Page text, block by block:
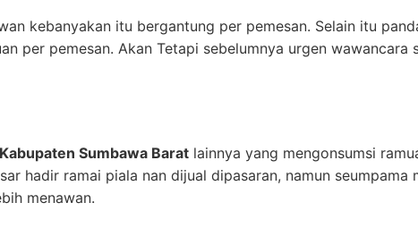
kebanyakan itu bergantung per pemesan. Selain itu
per pemesan. Akan Tetapi sebelumnya urgen wawancara
Sumbawa Barat lainnya yang mengonsumsi
hadir ramai piala nan dijual dipasaran, namun seumpama
menawan.